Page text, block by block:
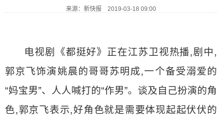
来源：新快报 2019-03-18 09:00
电视剧《都挺好》正在江苏卫视热播,剧中,
郭京飞饰演姚晨的哥哥苏明成,一个备受溺爱的
“妈宝男”、人人喊打的“作男”。谈及自己扮演的角
色,郭京飞表示,好角色就是需要体现起起伏伏的